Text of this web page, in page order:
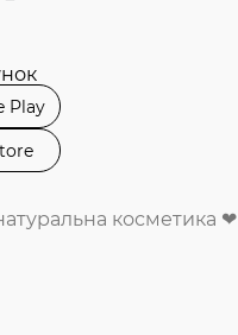
Play
косметика ❤